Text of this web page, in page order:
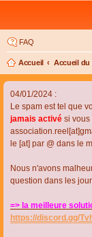
FAQ
Accueil Accueil du
04/01/2024 :
Le spam est tel que
jamais activé si vous
le [at] par @ dans le
Nous n'avons
question dans les
=> la meilleure
https://discord.gg/